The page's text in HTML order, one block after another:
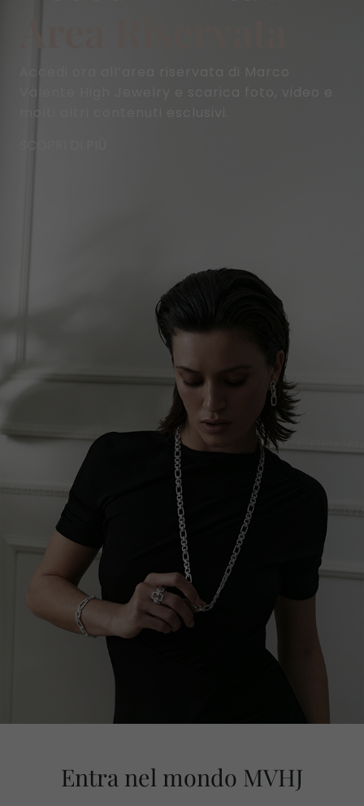
Accedi ora all’area riservata di Marco
molti altri contenuti esclusivi.
SCOPRI DI PIÙ
Entra nel mondo MVHJ